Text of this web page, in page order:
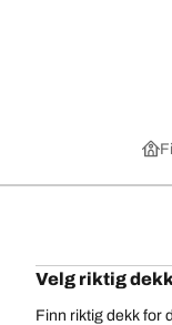
Velg riktig
Finn riktig dekk for